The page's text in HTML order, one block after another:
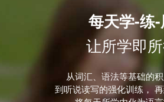
每天学-练
让所学即
从词汇、语法等基础的积
到听说读写的强化训练，